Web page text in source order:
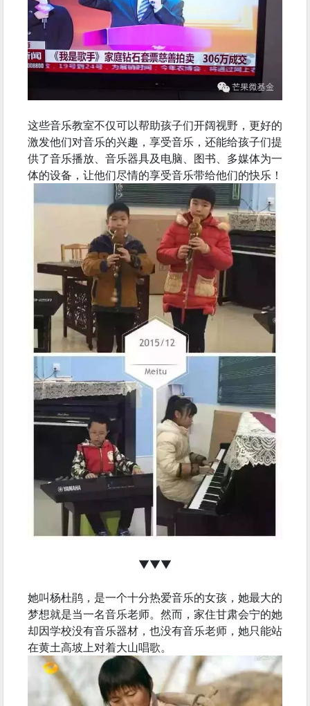
这些音乐教室不仅可以帮助孩子们开阔视野，更好的
激发他们对音乐的兴趣，享受音乐，还能给孩子们提
供了音乐播放、音乐器具及电脑、图书、多媒体为一
体的设备，让他们尽情的享受音乐带给他们的快乐！
▼▼▼
她叫杨杜鹃，是一个十分热爱音乐的女孩，她最大的
梦想就是当一名音乐老师。然而，家住甘肃会宁的她
却因学校没有音乐器材，也没有音乐老师，她只能站
在黄土高坡上对着大山唱歌。